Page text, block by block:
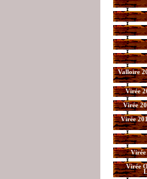
Valloire
Virée
Virée
Virée
Virée
Virée